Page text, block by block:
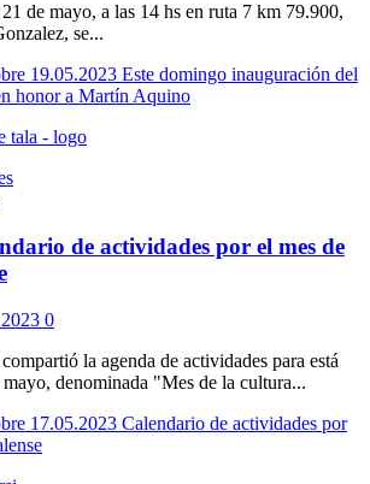
de mayo, a las 14 hs en ruta 7 km 79.900,
se...
19.05.2023 Este domingo inauguración del
honor a Martín Aquino
de actividades por el mes de
0
la agenda de actividades para está
denominada "Mes de la cultura...
17.05.2023 Calendario de actividades por